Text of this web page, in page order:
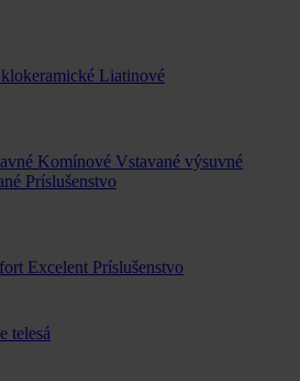
Liatinové
Komínové Vstavané výsuvné
Príslušenstvo
Excelent Príslušenstvo
telesá